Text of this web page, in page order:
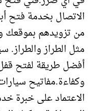
الاتصال بخدمة فتح
من تزويدهم بموقعك
مثل الطراز
أفضل طريقة لفتح
وكفاءة.مفاتيح
الاعتماد على خبرة